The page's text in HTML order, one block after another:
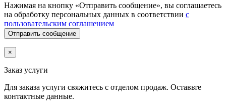
Нажимая на кнопку «Отправить сообщение», вы соглашаетесь
на обработку персональных данных в соответствии с
пользовательским соглашением
Отправить сообщение
×
Заказ услуги
Для заказа услуги свяжитесь с отделом продаж. Оставьте
контактные данные.